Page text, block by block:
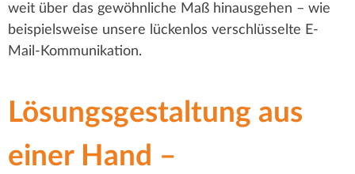
weit über das gewöhnliche Maß hinausgehen – wie
beispielsweise unsere lückenlos verschlüsselte E-
Mail-Kommunikation.
Lösungsgestaltung aus
einer Hand –